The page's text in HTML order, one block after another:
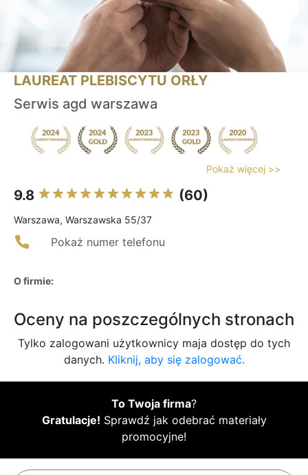
LAUREAT PLEBISCYTU ORŁY
Serwis agd warszawa
Pokaż więcej >>
9.8 (60)
Warszawa, Warszawska 55/37
Pokaż numer telefonu
O firmie:
Oceny na poszczególnych stronach
Tylko zalogowani użytkownicy maja dostęp do tych
danych. Kliknij, aby się zalogować.
To Twoja firma?
Gratulacje! Sprawdź jak odebrać materiały
promocyjne!